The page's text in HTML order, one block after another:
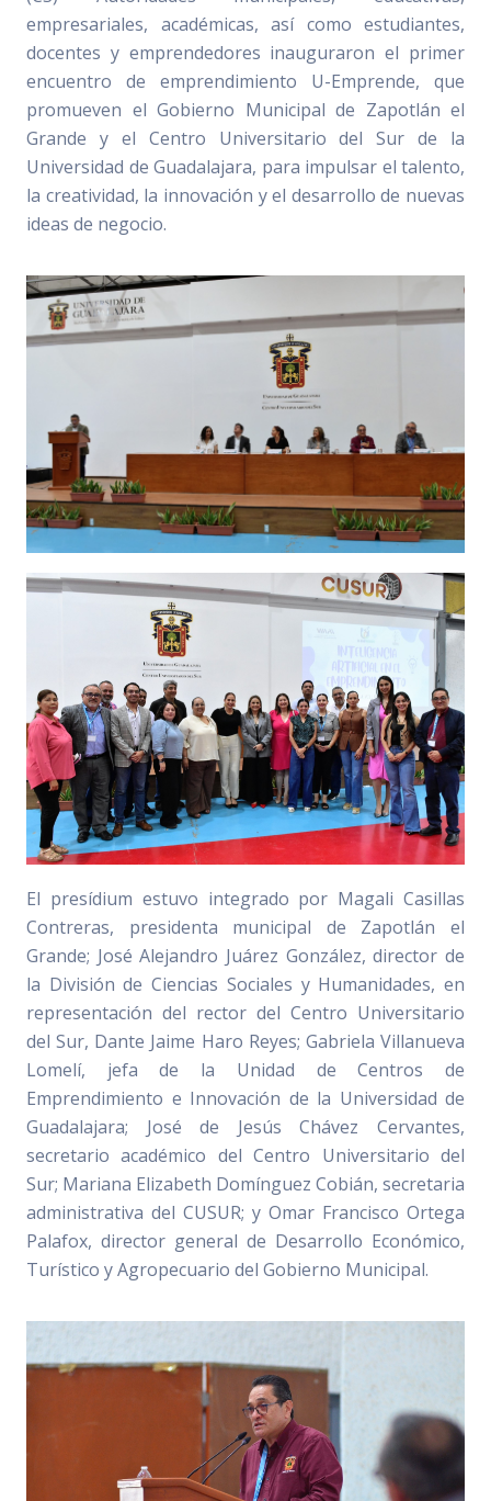
empresariales, académicas, así como estudiantes,
docentes y emprendedores inauguraron el primer
encuentro de emprendimiento U-Emprende, que
promueven el Gobierno Municipal de Zapotlán el
Grande y el Centro Universitario del Sur de la
Universidad de Guadalajara, para impulsar el talento,
la creatividad, la innovación y el desarrollo de nuevas
ideas de negocio.
El presídium estuvo integrado por Magali Casillas
Contreras, presidenta municipal de Zapotlán el
Grande; José Alejandro Juárez González, director de
la División de Ciencias Sociales y Humanidades, en
representación del rector del Centro Universitario
del Sur, Dante Jaime Haro Reyes; Gabriela Villanueva
Lomelí, jefa de la Unidad de Centros de
Emprendimiento e Innovación de la Universidad de
Guadalajara; José de Jesús Chávez Cervantes,
secretario académico del Centro Universitario del
Sur; Mariana Elizabeth Domínguez Cobián, secretaria
administrativa del CUSUR; y Omar Francisco Ortega
Palafox, director general de Desarrollo Económico,
Turístico y Agropecuario del Gobierno Municipal.